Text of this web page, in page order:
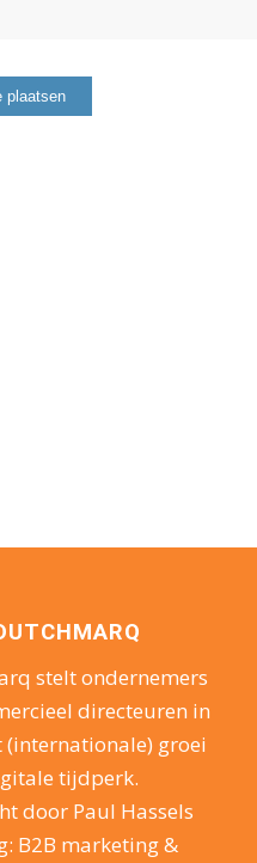
stelt ondernemers
directeuren in
(internationale) groei
tijdperk.
door Paul Hassels
B2B marketing &